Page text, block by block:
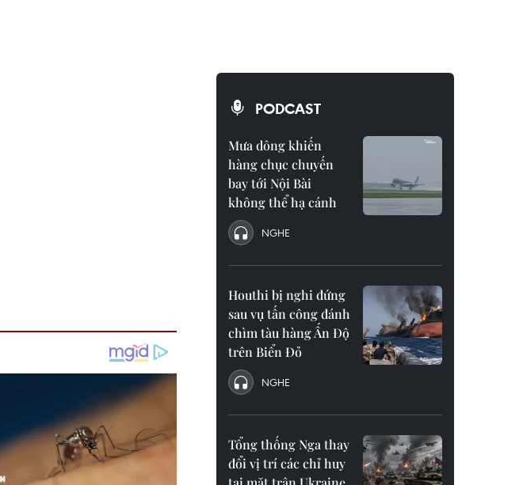
PODCAST
Mưa dông khiến
hàng chục chuyến
bay tới Nội Bài
không thể hạ cánh
NGHE
Houthi bị nghi đứng
sau vụ tấn công đánh
chìm tàu hàng Ấn Độ
trên Biển Đỏ
NGHE
Tổng thống Nga thay
đổi vị trí các chỉ huy